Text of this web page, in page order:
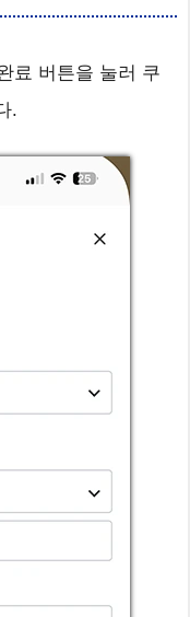
료 버튼을 눌러 쿠
.